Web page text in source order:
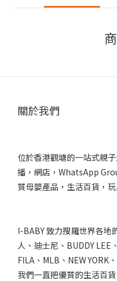
關於我們
位於香港觀塘的一站式親
播，網店，WhatsApp
質母嬰產品，生活百貨，
I-BABY 致力搜羅世界各地
人、迪士尼、BUDDY LEE
FILA、MLB、NEW YORK
我們一直把優質的生活百